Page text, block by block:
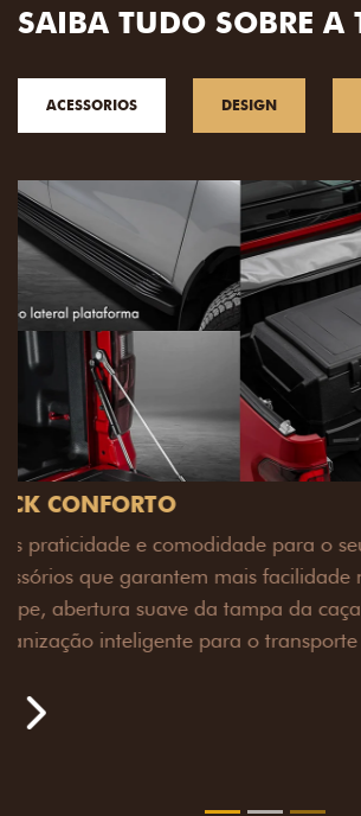
SAIBA TUDO SOBRE A
ACESSORIOS DESIGN
PACK OFF-ROAD
Prepare sua picape para qualquer
off-road combina engate de reboque
toneladas, alargadores de para-
oferecendo mais capacidade de
imponente para enfrentar qualquer
confiança.